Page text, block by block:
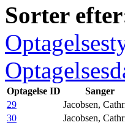
Sorter
Optagelse ID Sanger
29
Jacobsen,
30
Jacobsen,